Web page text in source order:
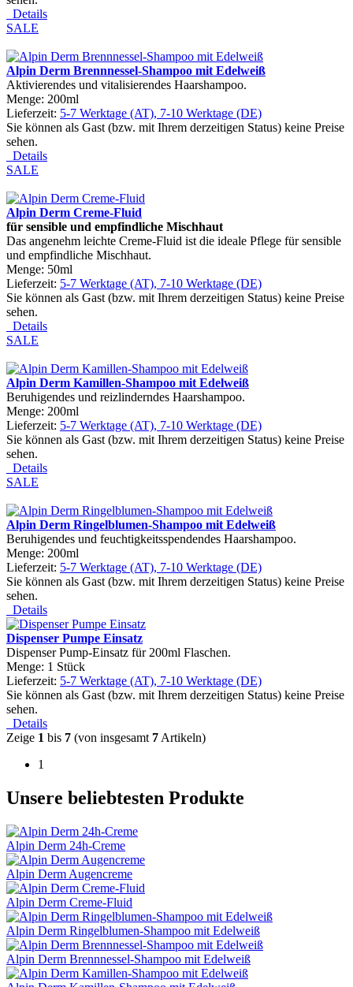
Details
SALE
Alpin Derm Brennnessel-Shampoo mit Edelweiß
Aktivierendes und vitalisierendes Haarshampoo.
Menge: 200ml
Lieferzeit: 5-7 Werktage (AT), 7-10 Werktage (DE)
Sie können als Gast (bzw. mit Ihrem derzeitigen Status) keine Preise
sehen.
Details
SALE
Alpin Derm Creme-Fluid
für sensible und empfindliche Mischhaut
Das angenehm leichte Creme-Fluid ist die ideale Pflege für sensible
und empfindliche Mischhaut.
Menge: 50ml
Lieferzeit: 5-7 Werktage (AT), 7-10 Werktage (DE)
Sie können als Gast (bzw. mit Ihrem derzeitigen Status) keine Preise
sehen.
Details
SALE
Alpin Derm Kamillen-Shampoo mit Edelweiß
Beruhigendes und reizlinderndes Haarshampoo.
Menge: 200ml
Lieferzeit: 5-7 Werktage (AT), 7-10 Werktage (DE)
Sie können als Gast (bzw. mit Ihrem derzeitigen Status) keine Preise
sehen.
Details
SALE
Alpin Derm Ringelblumen-Shampoo mit Edelweiß
Beruhigendes und feuchtigkeitsspendendes Haarshampoo.
Menge: 200ml
Lieferzeit: 5-7 Werktage (AT), 7-10 Werktage (DE)
Sie können als Gast (bzw. mit Ihrem derzeitigen Status) keine Preise
sehen.
Details
Dispenser Pumpe Einsatz
Dispenser Pump-Einsatz für 200ml Flaschen.
Menge: 1 Stück
Lieferzeit: 5-7 Werktage (AT), 7-10 Werktage (DE)
Sie können als Gast (bzw. mit Ihrem derzeitigen Status) keine Preise
sehen.
Details
Zeige 1 bis 7 (von insgesamt 7 Artikeln)
1
Unsere beliebtesten Produkte
Alpin Derm 24h-Creme
Alpin Derm Augencreme
Alpin Derm Creme-Fluid
Alpin Derm Ringelblumen-Shampoo mit Edelweiß
Alpin Derm Brennnessel-Shampoo mit Edelweiß